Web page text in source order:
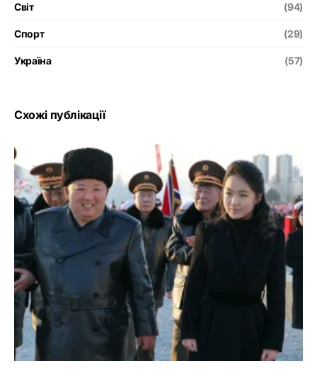
Світ (94)
Спорт (29)
Україна (57)
Схожі публікації